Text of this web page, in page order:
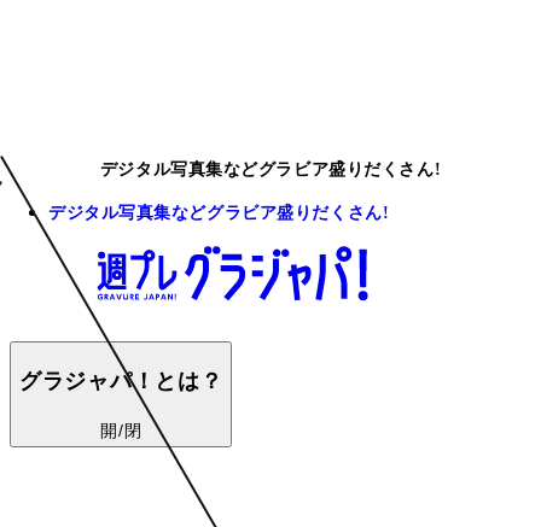
デジタル写真集などグラビア盛りだくさん!
デジタル写真集などグラビア盛りだくさん!
グラジャパ！とは？
開/閉